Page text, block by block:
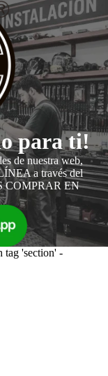
para ti!
de nuestra web,
a través del
COMPRAR EN
tag 'section' -